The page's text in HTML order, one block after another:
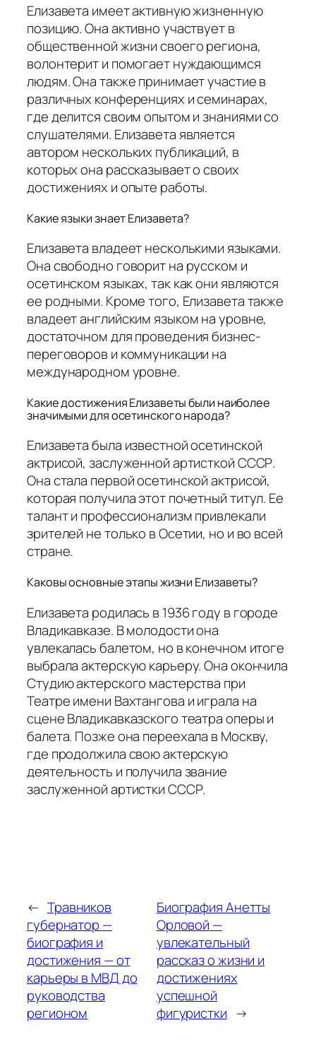
Елизавета имеет активную жизненную
позицию. Она активно участвует в
общественной жизни своего региона,
волонтерит и помогает нуждающимся
людям. Она также принимает участие в
различных конференциях и семинарах,
где делится своим опытом и знаниями со
слушателями. Елизавета является
автором нескольких публикаций, в
которых она рассказывает о своих
достижениях и опыте работы.
Какие языки знает Елизавета?
Елизавета владеет несколькими языками.
Она свободно говорит на русском и
осетинском языках, так как они являются
ее родными. Кроме того, Елизавета также
владеет английским языком на уровне,
достаточном для проведения бизнес-
переговоров и коммуникации на
международном уровне.
Какие достижения Елизаветы были наиболее
значимыми для осетинского народа?
Елизавета была известной осетинской
актрисой, заслуженной артисткой СССР.
Она стала первой осетинской актрисой,
которая получила этот почетный титул. Ее
талант и профессионализм привлекали
зрителей не только в Осетии, но и во всей
стране.
Каковы основные этапы жизни Елизаветы?
Елизавета родилась в 1936 году в городе
Владикавказе. В молодости она
увлекалась балетом, но в конечном итоге
выбрала актерскую карьеру. Она окончила
Студию актерского мастерства при
Театре имени Вахтангова и играла на
сцене Владикавказского театра оперы и
балета. Позже она переехала в Москву,
где продолжила свою актерскую
деятельность и получила звание
заслуженной артистки СССР.
← Травников
губернатор —
биография и
достижения — от
карьеры в МВД до
руководства
регионом
Биография Анетты
Орловой —
увлекательный
рассказ о жизни и
достижениях
успешной
фигуристки →